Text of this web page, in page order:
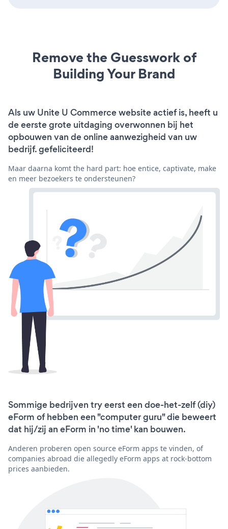
Remove the Guesswork of
Building Your Brand
Als uw Unite U Commerce website actief is, heeft u
de eerste grote uitdaging overwonnen bij het
opbouwen van de online aanwezigheid van uw
bedrijf. gefeliciteerd!
Maar daarna komt the hard part: hoe entice, captivate, make
en meer bezoekers te ondersteunen?
Sommige bedrijven try eerst een doe-het-zelf (diy)
eForm of hebben een "computer guru" die beweert
dat hij/zij an eForm in 'no time' kan bouwen.
Anderen proberen open source eForm apps te vinden, of
companies abroad die allegedly eForm apps at rock-bottom
prices aanbieden.